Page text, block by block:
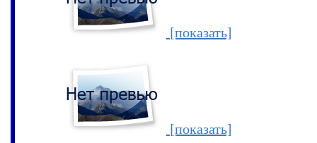
[показать]
[показать]